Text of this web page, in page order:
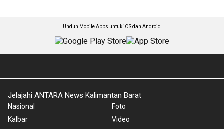
Unduh Mobile Apps untuk iOS dan Android
Jelajahi ANTARA News Kalimantan Barat
Nasional
Kalbar
Foto
Video